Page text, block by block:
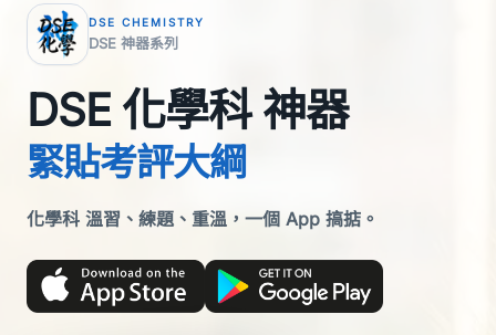
DSE CHEMISTRY
DSE 神器系列
DSE 化學科 神器
緊貼考評大綱
化學科 溫習、練題、重溫，一個 App 搞掂。